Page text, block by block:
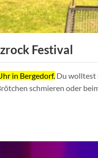
Festival
in Bergedorf.Du wolltest
schmieren oder